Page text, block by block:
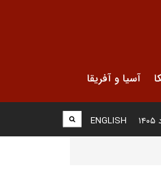
آسیا و آفریقا
ENGLISH